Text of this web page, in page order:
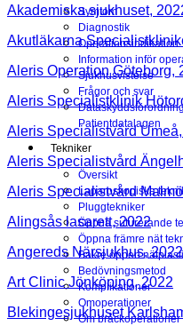
Symtom
Diagnostik
Operationsindikation
Information inför
Sjukhusvistelse
Frågor och svar
Patientdatalagen
Tekniker
Översikt
Laparoskopiska
Pluggtekniker
Öppna suturerande
Öppna främre nät
Bakre öppen
Bedövningsmetod
Komplikationer
Omoperationer
Om bråckoperationer
Akademiska sjukhuset,
Akutläkarna
Aleris Operation Göteborg,
Aleris Specialistklinik
Aleris Specialistvård
Aleris Specialistvård
Aleris Specialistvård
Alingsås lasarett, 2022
Angereds Närsjukhus, 2022
Art Clinic Jönköping, 2022
Blekingesjukhuset